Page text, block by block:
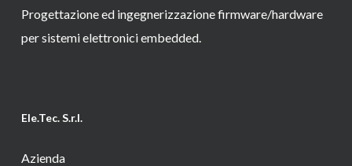
Progettazione ed ingegnerizzazione firmware/hardware
per sistemi elettronici embedded.
Ele.Tec. S.r.l.
Azienda